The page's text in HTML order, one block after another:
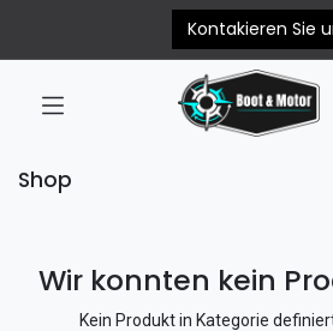
Kontakieren Sie
Shop
Wir konnten kein
Kein Produkt in Kategorie